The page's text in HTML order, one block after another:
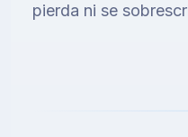
pierda ni se